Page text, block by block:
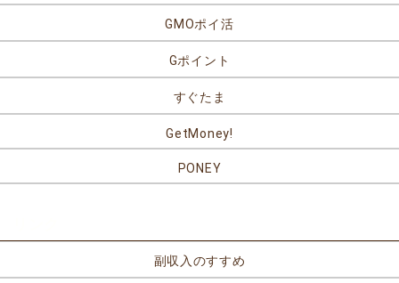
GMOポイ活
Gポイント
すぐたま
GetMoney!
PONEY
副収入のすすめ